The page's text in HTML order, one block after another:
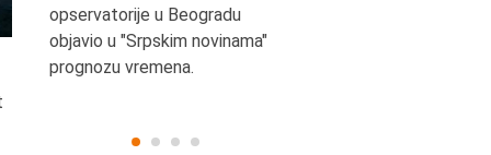
opservatorije u Beogradu
objavio u "Srpskim novinama"
prognozu vremena.